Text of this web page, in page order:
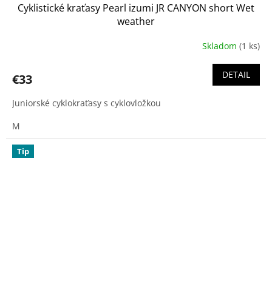
Cyklistické kraťasy Pearl izumi JR CANYON short Wet
weather
Skladom (1 ks)
€33 DETAIL
Juniorské cyklokraťasy s cyklovložkou
M
Tip